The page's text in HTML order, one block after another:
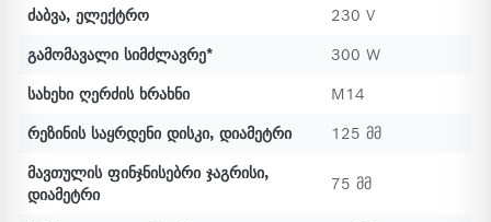
ძაბვა, ელექტრო
230 V
გამომავალი სიმძლავრე*
300 W
სახეხი ღერძის ხრახნი
M14
რეზინის საყრდენი დისკი, დიამეტრი
125 მმ
მავთულის ფინჯნისებრი ჯაგრისი,
დიამეტრი
75 მმ